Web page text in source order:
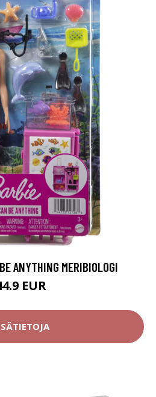
ANYTHING MERIBIOLOGI
EUR